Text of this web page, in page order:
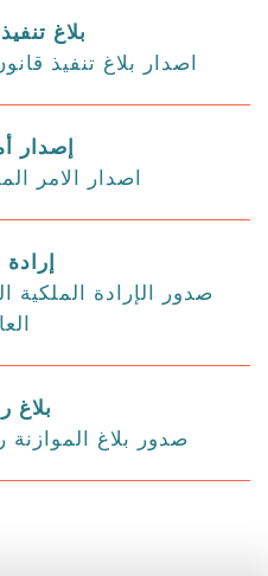
بلاغ
اصدار بلاغ تنفيذ قانون
إصدار
اصدار الامر
إرادة
صدور الإرادة الملكية
صدور بلاغ الموازنة رقم (14)